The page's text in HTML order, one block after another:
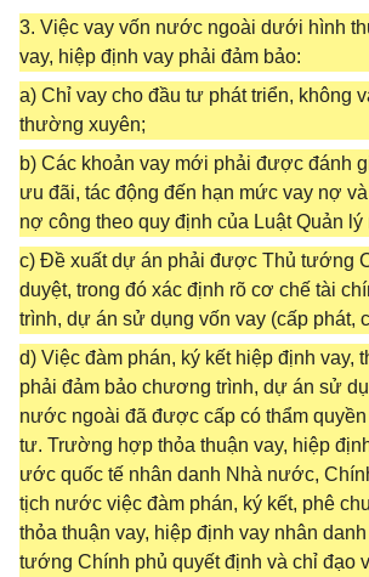
3. Việc vay vốn nước ngoài dưới hình
vay, hiệp định vay phải đảm bảo:
a) Chỉ vay cho đầu tư phát triển, không
thường xuyên;
b) Các khoản vay mới phải được đánh
ưu đãi, tác động đến hạn mức vay nợ
nợ công theo quy định của Luật Quản lý
c) Đề xuất dự án phải được Thủ tướng
duyệt, trong đó xác định rõ cơ chế tài
trình, dự án sử dụng vốn vay (cấp phát,
d) Việc đàm phán, ký kết hiệp định vay,
phải đảm bảo chương trình, dự án sử
nước ngoài đã được cấp có thẩm
tư. Trường hợp thỏa thuận vay, hiệp
ước quốc tế nhân danh Nhà nước,
tịch nước việc đàm phán, ký kết, phê
thỏa thuận vay, hiệp định vay nhân
tướng Chính phủ quyết định và chỉ đạo